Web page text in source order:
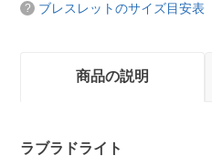
ブレスレットのサイズ目安表
商品の説明
ラブラドライト